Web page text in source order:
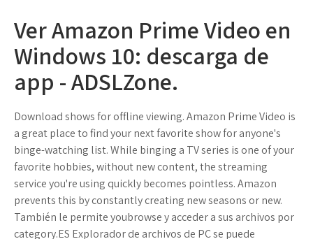
Ver Amazon Prime Video en
Windows 10: descarga de
app - ADSLZone.
Download shows for offline viewing. Amazon Prime Video is
a great place to find your next favorite show for anyone's
binge-watching list. While binging a TV series is one of your
favorite hobbies, without new content, the streaming
service you're using quickly becomes pointless. Amazon
prevents this by constantly creating new seasons or new.
También le permite youbrowse y acceder a sus archivos por
category.ES Explorador de archivos de PC se puede